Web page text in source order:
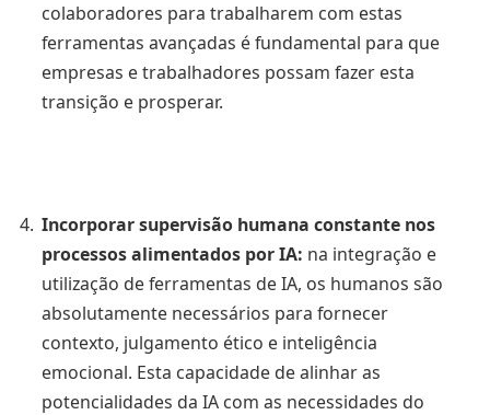
colaboradores para trabalharem com estas
ferramentas avançadas é fundamental para que
empresas e trabalhadores possam fazer esta
transição e prosperar.
Incorporar supervisão humana constante nos
processos alimentados por IA: na integração e
utilização de ferramentas de IA, os humanos são
absolutamente necessários para fornecer
contexto, julgamento ético e inteligência
emocional. Esta capacidade de alinhar as
potencialidades da IA com as necessidades do